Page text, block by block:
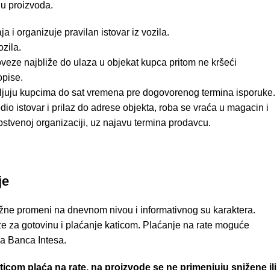
proizvoda.
i organizuje pravilan istovar iz vozila.
najbliže do ulaza u objekat kupca pritom ne kršeći
kupcima do sat vremena pre dogovorenog termina isporuke.
istovar i prilaz do adrese objekta, roba se vraća u magacin i
organizaciji, uz najavu termina prodavcu.
promeni na dnevnom nivou i informativnog su karaktera.
za gotovinu i plaćanje katicom. Plaćanje na rate moguće
Banca Intesa.
plaća na rate, na proizvode se ne primenjuju snižene ili